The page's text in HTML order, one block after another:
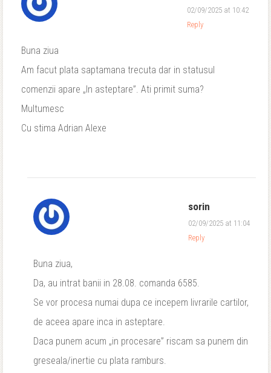
02/09/2025 at 10:42
Reply
Buna ziua
Am facut plata saptamana trecuta dar in statusul
comenzii apare „In asteptare”. Ati primit suma?
Multumesc
Cu stima Adrian Alexe
sorin
02/09/2025 at 11:04
Reply
Buna ziua,
Da, au intrat banii in 28.08. comanda 6585.
Se vor procesa numai dupa ce incepem livrarile cartilor,
de aceea apare inca in asteptare.
Daca punem acum „in procesare” riscam sa punem din
greseala/inertie cu plata ramburs.